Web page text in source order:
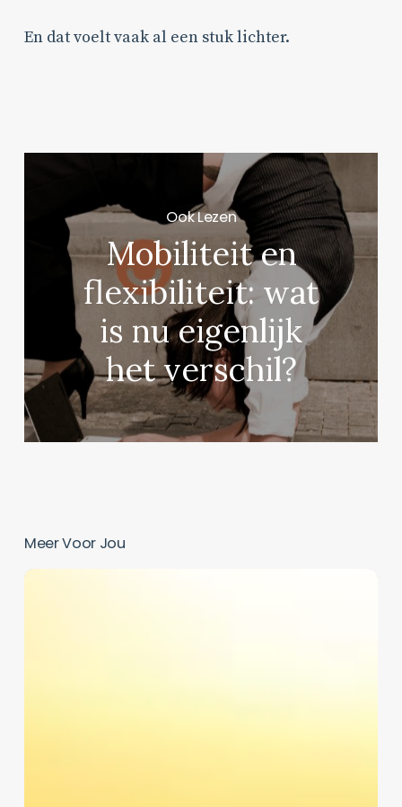
En dat voelt vaak al een stuk lichter.
Ook Lezen
Mobiliteit en
flexibiliteit: wat
is nu eigenlijk
het verschil?
Meer Voor Jou
Manifesteren: